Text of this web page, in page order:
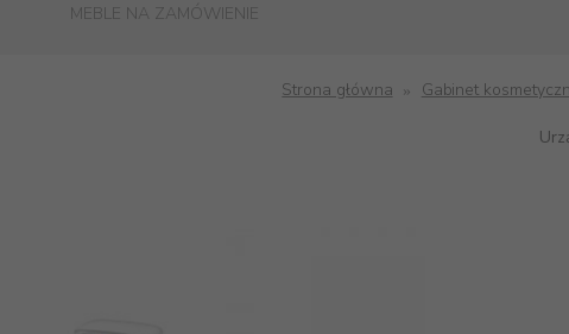
MEBLE NA ZAMÓWIENIE
Strona główna Gabinet